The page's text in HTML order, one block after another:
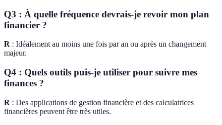
Q3 : À quelle fréquence devrais-je revoir mon plan
financier ?
R : Idéalement au moins une fois par an ou après un changement
majeur.
Q4 : Quels outils puis-je utiliser pour suivre mes
finances ?
R : Des applications de gestion financière et des calculatrices
financières peuvent être très utiles.